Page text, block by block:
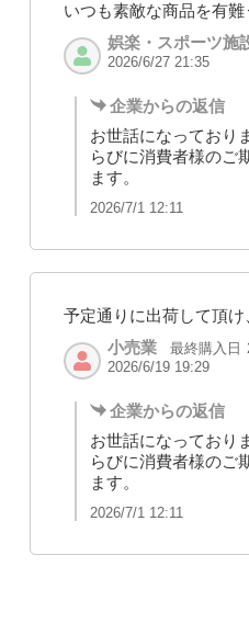
いつも素敵な商品を有
娯楽・スポーツ施
2026/6/27 21:35
企業からの返信
お世話になっており
らびに消費者様のご
ます。
2026/7/1 12:11
予定通りに出荷して頂
小売業
最終購入日
2026/6/19 19:29
企業からの返信
お世話になっており
らびに消費者様のご
ます。
2026/7/1 12:11